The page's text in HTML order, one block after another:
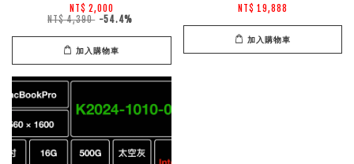
NT$ 2,000
NT$ 4,390 -54.4%
加入購物車
NT$ 19,888
加入購物車